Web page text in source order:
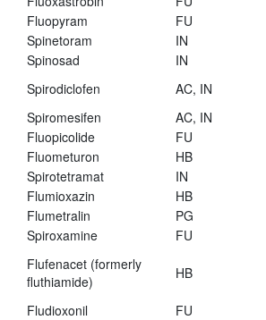
Fluopyram
FU
Spinetoram
IN
Spinosad
IN
Spirodiclofen
AC, IN
Spiromesifen
AC, IN
Fluopicolide
FU
Fluometuron
HB
Spirotetramat
IN
Flumioxazin
HB
Flumetralin
PG
Spiroxamine
FU
Flufenacet (formerly
fluthiamide)
HB
Fludioxonil
FU